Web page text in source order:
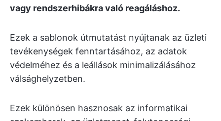
vagy rendszerhibákra való reagáláshoz.
Ezek a sablonok útmutatást nyújtanak az üzleti
tevékenységek fenntartásához, az adatok
védelméhez és a leállások minimalizálásához
válsághelyzetben.
Ezek különösen hasznosak az informatikai